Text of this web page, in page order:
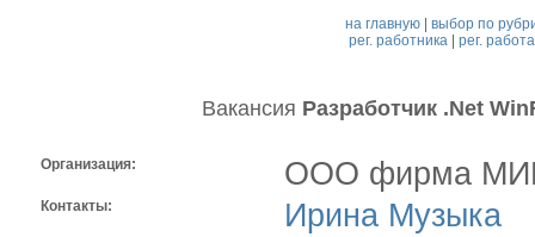
на главную |выбор по
рег. работника| рег.
Вакансия Разработчик .Net
Организация: ООО фирма
Контакты: Ирина Музыка